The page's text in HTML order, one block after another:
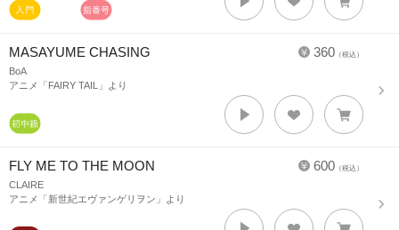
360 （税込）
MASAYUME CHASING
BoA
アニメ「FAIRY TAIL」より
600 （税込）
FLY ME TO THE MOON
CLAIRE
アニメ「新世紀エヴァンゲリヲン」より